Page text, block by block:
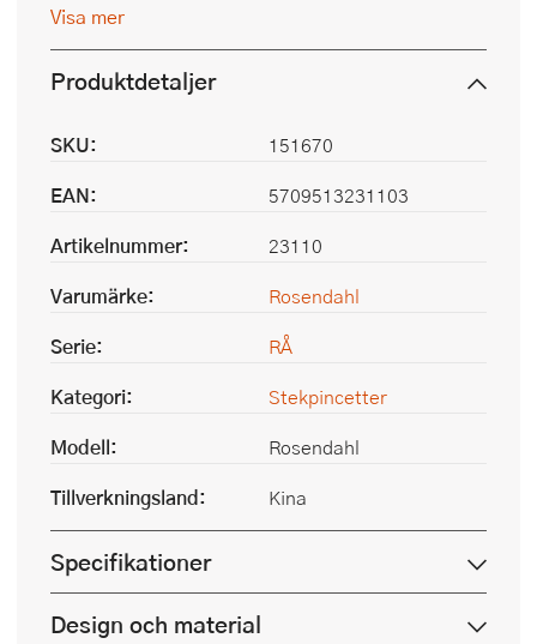
Visa mer
Produktdetaljer
SKU:
151670
EAN:
5709513231103
Artikelnummer:
23110
Varumärke:
Rosendahl
Serie:
RÅ
Kategori:
Stekpincetter
Modell:
Rosendahl
Tillverkningsland:
Kina
Specifikationer
Design och material